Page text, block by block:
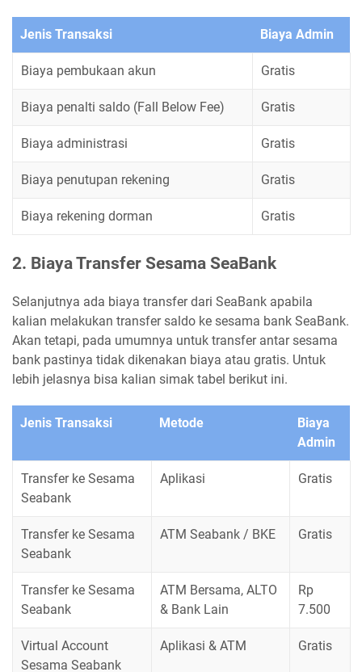
Jenis Transaksi Biaya Admin
Biaya pembukaan akun Gratis
Biaya penalti saldo (Fall Below Fee) Gratis
Biaya administrasi Gratis
Biaya penutupan rekening Gratis
Biaya rekening dorman Gratis
2. Biaya Transfer Sesama SeaBank
Selanjutnya ada biaya transfer dari SeaBank apabila
kalian melakukan transfer saldo ke sesama bank SeaBank.
Akan tetapi, pada umumnya untuk transfer antar sesama
bank pastinya tidak dikenakan biaya atau gratis. Untuk
lebih jelasnya bisa kalian simak tabel berikut ini.
Jenis Transaksi Metode
Biaya
Admin
Transfer ke Sesama
Seabank
Aplikasi Gratis
Transfer ke Sesama
Seabank
ATM Seabank / BKE Gratis
Transfer ke Sesama
Seabank
ATM Bersama, ALTO
& Bank Lain
Rp
7.500
Virtual Account
Sesama Seabank
Aplikasi & ATM Gratis